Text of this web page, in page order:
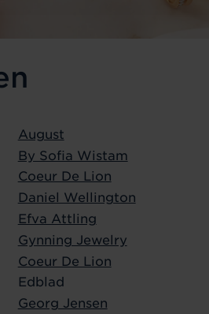
August
By Sofia Wistam
Coeur De Lion
Daniel Wellington
Efva Attling
Gynning Jewelry
Coeur De Lion
Edblad
Georg Jensen